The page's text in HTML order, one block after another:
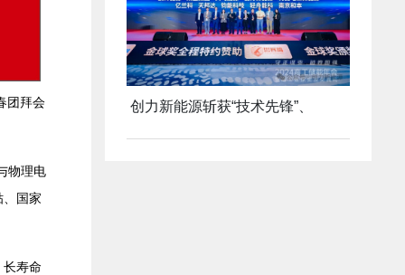
团拜会
物理电
国家
长寿命
创力新能源斩获“技术先锋”、